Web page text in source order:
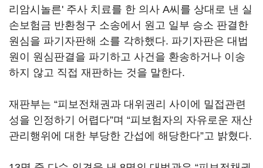
리암시놀른' 주사 치료를 한 의사 A씨를 상대로 낸 실
손보험금 반환청구 소송에서 원고 일부 승소 판결한
원심을 파기자판해 소를 각하했다. 파기자판은 대법
원이 원심판결을 파기하고 사건을 환송하거나 이송
하지 않고 직접 재판하는 것을 말한다.
재판부는 “피보전채권과 대위권리 사이에 밀접관련
성을 인정하기 어렵다”며 “피보험자의 자유로운 재산
관리행위에 대한 부당한 간섭에 해당한다”고 밝혔다.